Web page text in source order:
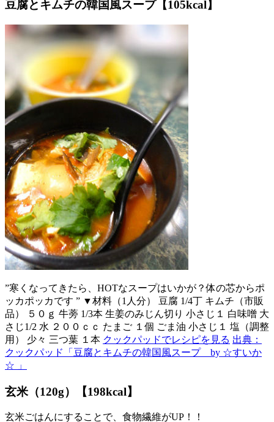
豆腐とキムチの韓国風スープ【105kcal】
”寒くなってきたら、HOTなスープはいかが？体の芯からポ
ッカポッカです ” ▼材料（1人分） 豆腐 1/4丁 キムチ（市販
品） ５０ｇ 牛蒡 1/3本 生姜のみじん切り 小さじ１ 白味噌 大
さじ1/2 水 ２００ｃｃ たまご １個 ごま油 小さじ１ 塩（調整
用） 少々 三つ葉 １本 クックパッドでレシピを見る 出典：
クックパッド「豆腐とキムチの韓国風スープ by ☆すいか
☆ 」
玄米（120g）【198kcal】
玄米ごはんにすることで、食物繊維がUP！！